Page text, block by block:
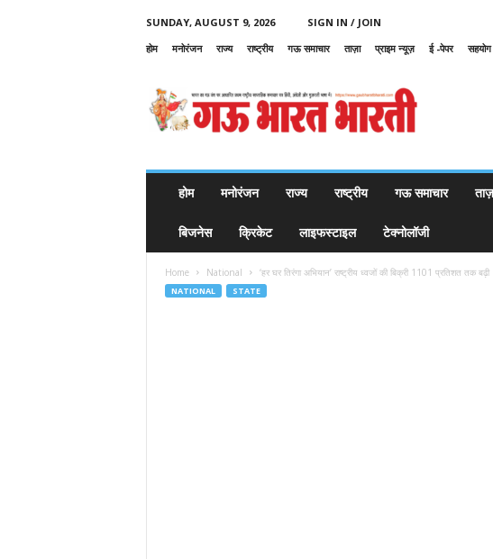
SUNDAY, AUGUST 9, 2026
SIGN IN / JOIN
होम
मनोरंजन राज्य राष्ट्रीय गऊ समाचार ताज़ा प्राइम न्यूज़ ई -पेपर
u
होम
मनोरंजन राज्य राष्ट्रीय गऊ समाचार
बिजनेस क्रिकेट लाइफस्टाइल टेक्नोलॉजी
Home National ‘हर घर तिरंगा अभियान’ राष्ट्रीय ध्वजों की बिक्री 1101 प्रतिशत तक बढ़ी
NATIONAL STATE